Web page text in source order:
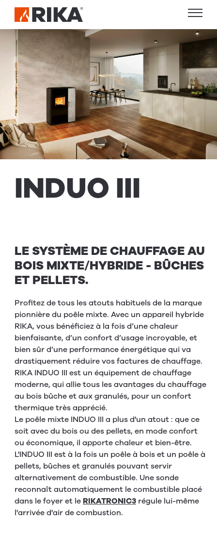
INDUO III
LE SYSTÈME DE CHAUFFAGE AU
BOIS MIXTE/HYBRIDE - BÛCHES
ET PELLETS.
Profitez de tous les atouts habituels de la marque
pionnière du poêle mixte. Avec un appareil hybride
RIKA, vous bénéficiez à la fois d’une chaleur
bienfaisante, d’un confort d’usage incroyable, et
bien sûr d’une performance énergétique qui va
drastiquement réduire vos factures de chauffage.
RIKA INDUO III est un équipement de chauffage
moderne, qui allie tous les avantages du chauffage
au bois bûche et aux granulés, pour un confort
thermique très apprécié.
Le poêle mixte INDUO III a plus d'un atout : que ce
soit avec du bois ou des pellets, en mode confort
ou économique, il apporte chaleur et bien-être.
L'INDUO III est à la fois un poêle à bois et un poêle à
pellets, bûches et granulés pouvant servir
alternativement de combustible. Une sonde
reconnaît automatiquement le combustible placé
dans le foyer et le RIKATRONIC3 régule lui-même
l'arrivée d'air de combustion.